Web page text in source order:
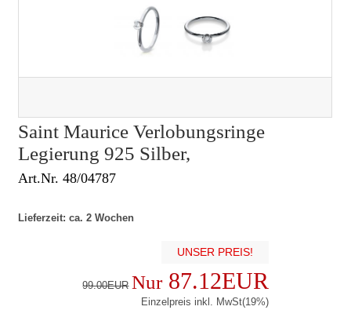
Saint Maurice Verlobungsringe
Legierung 925 Silber,
Art.Nr. 48/04787
Lieferzeit: ca. 2 Wochen
UNSER PREIS!
99.00EUR Nur87.12EUR
Einzelpreis inkl. MwSt(19%)